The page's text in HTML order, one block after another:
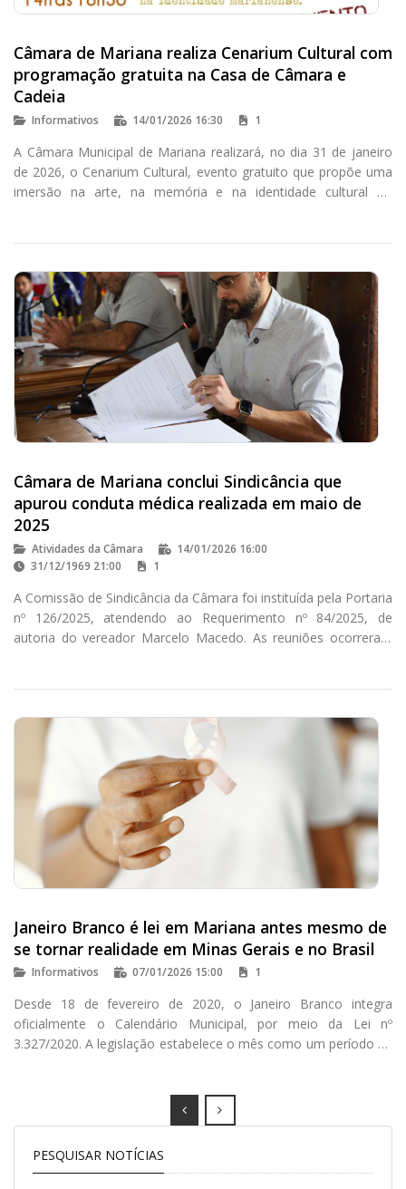
Câmara de Mariana realiza Cenarium Cultural com
programação gratuita na Casa de Câmara e
Cadeia
Informativos 14/01/2026 16:30 1
A Câmara Municipal de Mariana realizará, no dia 31 de janeiro
de 2026, o Cenarium Cultural, evento gratuito que propõe uma
imersão na arte, na memória e na identidade cultural do
Câmara de Mariana conclui Sindicância que
apurou conduta médica realizada em maio de
2025
Atividades da Câmara
14/01/2026 16:00
31/12/1969 21:00
1
A Comissão de Sindicância da Câmara foi instituída pela Portaria
nº 126/2025, atendendo ao Requerimento nº 84/2025, de
autoria do vereador Marcelo Macedo. As reuniões ocorreram
Janeiro Branco é lei em Mariana antes mesmo de
se tornar realidade em Minas Gerais e no Brasil
Informativos 07/01/2026 15:00 1
Desde 18 de fevereiro de 2020, o Janeiro Branco integra
oficialmente o Calendário Municipal, por meio da Lei nº
3.327/2020. A legislação estabelece o mês como um período de
prevenção da depressão e dos transtornos de ansiedade.
Prev Next
PESQUISAR NOTÍCIAS